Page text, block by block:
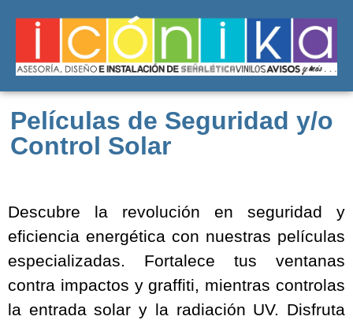
Películas de Seguridad y/o
Control Solar
Descubre la revolución en seguridad y
eficiencia energética con nuestras películas
especializadas. Fortalece tus ventanas
contra impactos y graffiti, mientras controlas
la entrada solar y la radiación UV. Disfruta